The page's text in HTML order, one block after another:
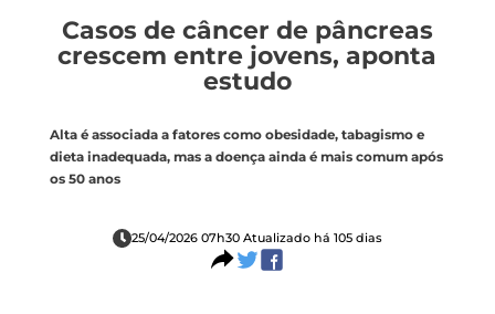
Casos de câncer de pâncreas
crescem entre jovens, aponta
estudo
Alta é associada a fatores como obesidade, tabagismo e
dieta inadequada, mas a doença ainda é mais comum após
os 50 anos
25/04/2026 07h30 Atualizado há 105 dias